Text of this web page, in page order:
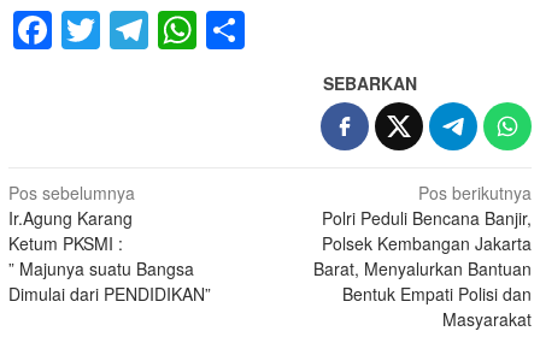
Facebook
Twitter
Telegram
WhatsApp
SEBARKAN
Navigasi
pos
Pos sebelumnya
Ir.Agung Karang
Ketum PKSMI :
” Majunya suatu Bangsa
Dimulai dari PENDIDIKAN”
Pos berikutnya
Polri Peduli Bencana Banjir,
Polsek Kembangan Jakarta
Barat, Menyalurkan Bantuan
Bentuk Empati Polisi dan
Masyarakat